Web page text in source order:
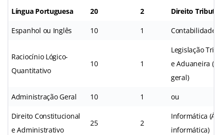
Língua Portuguesa 20 2 Direito
Espanhol ou Inglês 10 1 Contabilidade
Raciocínio Lógico-
Quantitativo
10 1
Legislação
e Aduaneira
geral)
Administração Geral 10 1 ou
Direito Constitucional
e Administrativo
25 2
Informática
informática)